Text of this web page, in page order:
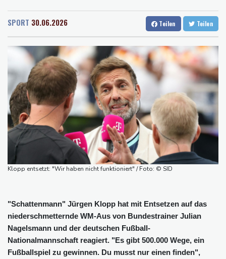
Dresden
Wien
30 °C
Baden-Baden
23 °C
Einsatz der Bundeswehr
30-Jähriger nach Streit an Bahnhof Zoo erschossen: Täter in
Berlin flüchtig
Sonnenfinsternis: Forscher untersuchen Auswirkungen auf
Navigation und Funksysteme
Wegen Patientenmorden verurteilter Krankenpfleger: Rund 120
weitere Verdachtsfälle
"Vertrauen gebrochen": UEFA und Co. legen gegen Infantino
nach
Rückreisewelle nimmt Fahrt auf: ADAC rechnet erneut mit Staus
an Wochenende
SPORT 30.06.2026 Teilen Teilen
Klopp entsetzt: "Wir haben nicht funktioniert" / Foto: © SID
"Schattenmann" Jürgen Klopp hat mit Entsetzen auf das
niederschmetternde WM-Aus von Bundestrainer Julian
Nagelsmann und der deutschen Fußball-
Nationalmannschaft reagiert. "Es gibt 500.000 Wege, ein
Fußballspiel zu gewinnen. Du musst nur einen finden",